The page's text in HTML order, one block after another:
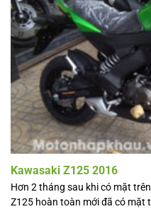
Kawasaki Z125 2016
Hơn 2 tháng sau khi có mặt
Z125 hoàn toàn mới đã có mặt